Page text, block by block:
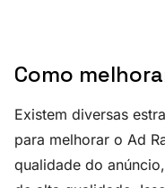
Como
Existem diversas
para melhorar o Ad
qualidade do